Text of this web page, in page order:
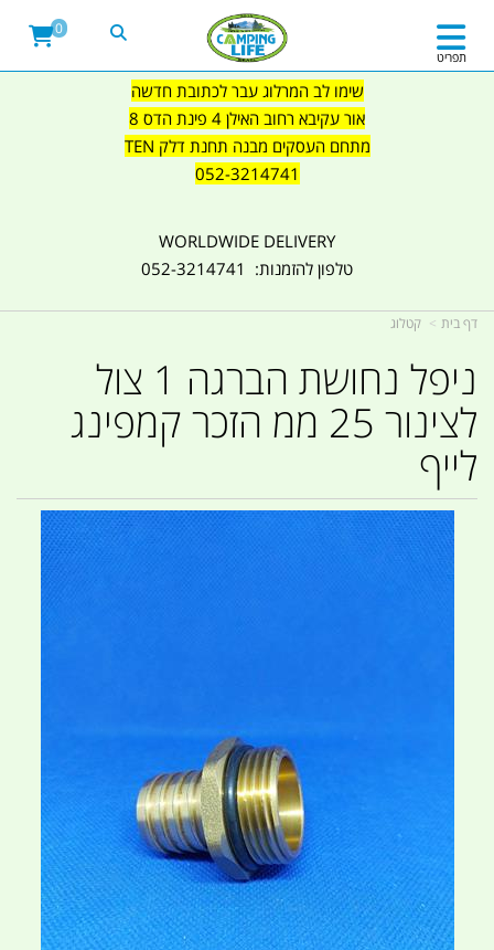
שימו לב המרלוג עבר לכתובת חדשה
אור עקיבא רחוב האילן 4 פינת הדס 8
מתחם העסקים מבנה תחנת דלק TEN
052-3214741
WORLDWIDE DELIVERY
טלפון להזמנות: 052-3214741
תפריט
0
דף בית קטלוג
ניפל נחושת הברגה 1 צול
לצינור 25 ממ הזכר קמפינג
לייף